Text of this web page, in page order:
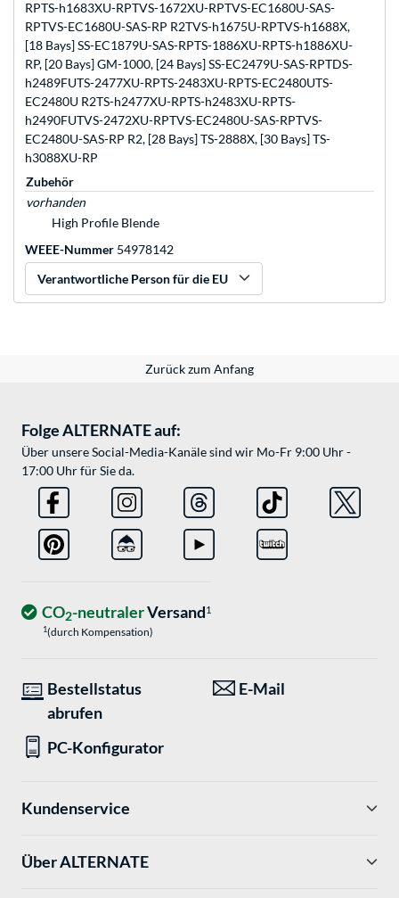
RPTS-h1683XU-RPTVS-1672XU-RPTVS-EC1680U-SAS-
RPTVS-EC1680U-SAS-RP R2TVS-h1675U-RPTVS-h1688X,
[18 Bays] SS-EC1879U-SAS-RPTS-1886XU-RPTS-h1886XU-
RP, [20 Bays] GM-1000, [24 Bays] SS-EC2479U-SAS-RPTDS-
h2489FUTS-2477XU-RPTS-2483XU-RPTS-EC2480UTS-
EC2480U R2TS-h2477XU-RPTS-h2483XU-RPTS-
h2490FUTVS-2472XU-RPTVS-EC2480U-SAS-RPTVS-
EC2480U-SAS-RP R2, [28 Bays] TS-2888X, [30 Bays] TS-
h3088XU-RP
Zubehör
vorhanden
High Profile Blende
WEEE-Nummer 54978142
Verantwortliche Person für die EU
Zurück zum Anfang
Folge ALTERNATE auf:
Über unsere Social-Media-Kanäle sind wir Mo-Fr 9:00 Uhr -
17:00 Uhr für Sie da.
CO2-neutralerVersand1
1(durch Kompensation)
Bestellstatus
abrufen
E-Mail
PC-Konfigurator
Kundenservice
Über ALTERNATE